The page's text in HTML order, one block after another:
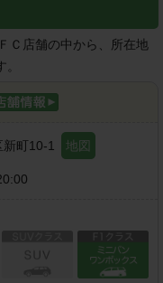
Ｃ店舗の中から、所在地
新町10-1 地図